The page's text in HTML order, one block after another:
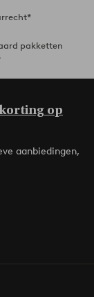
pakketten
op
aanbiedingen,